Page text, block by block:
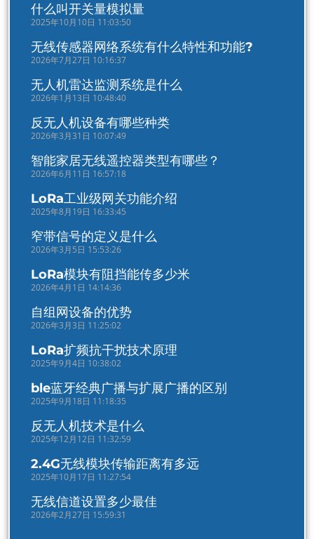
什么叫开关量模拟量
2025年10月10日 11:03:50
无线传感器网络系统有什么特性和功能?
2026年7月27日 10:16:37
无人机雷达监测系统是什么
2026年1月13日 10:48:40
反无人机设备有哪些种类
2026年3月31日 10:07:49
智能家居无线遥控器类型有哪些？
2026年6月11日 16:57:18
LoRa工业级网关功能介绍
2025年8月19日 16:33:45
窄带信号的定义是什么
2026年3月5日 15:53:26
LoRa模块有阻挡能传多少米
2026年4月1日 14:14:36
自组网设备的优势
2026年3月3日 11:25:02
LoRa扩频抗干扰技术原理
2025年9月4日 10:38:02
ble蓝牙经典广播与扩展广播的区别
2025年9月18日 11:18:35
反无人机技术是什么
2025年12月12日 11:32:59
2.4G无线模块传输距离有多远
2025年10月17日 11:27:54
无线信道设置多少最佳
2026年2月27日 15:59:31